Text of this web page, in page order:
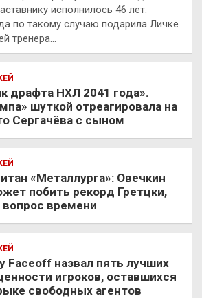
исполнилось 46 лет.
по такому случаю подарила Личке
тренера…
драфта НХЛ 2041 года».
шуткой отреагировала на
Сергачёва с сыном
«Металлурга»: Овечкин
побить рекорд Гретцки,
вопрос времени
Faceoff назвал пять лучших
игроков, оставшихся
свободных агентов